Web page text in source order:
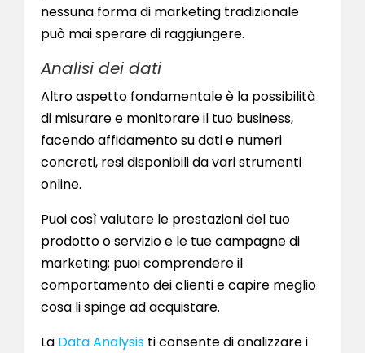
nessuna forma di marketing tradizionale
può mai sperare di raggiungere.
Analisi dei dati
Altro aspetto fondamentale è la possibilità
di misurare e monitorare il tuo business,
facendo affidamento su dati e numeri
concreti, resi disponibili da vari strumenti
online.
Puoi così valutare le prestazioni del tuo
prodotto o servizio e le tue campagne di
marketing; puoi comprendere il
comportamento dei clienti e capire meglio
cosa li spinge ad acquistare.
La Data Analysis ti consente di analizzare i